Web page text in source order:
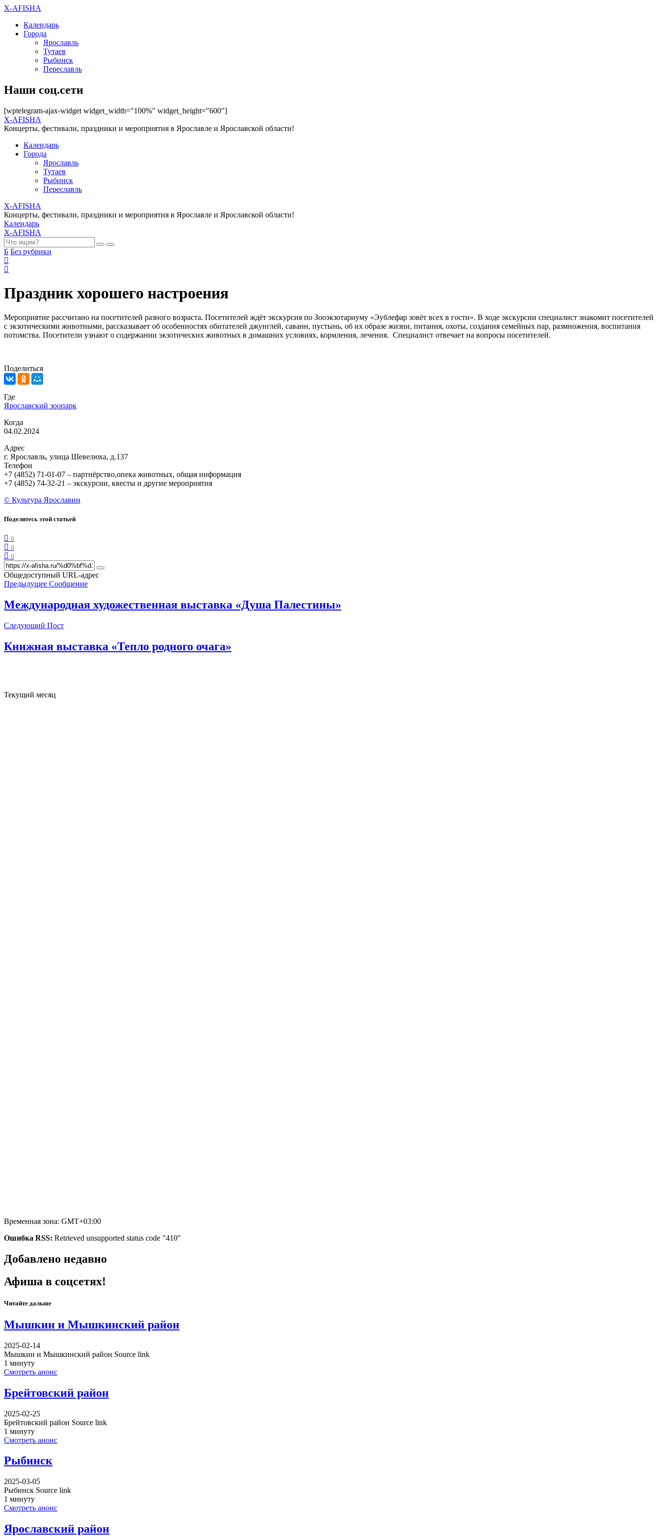
X-AFISHA
Календарь
Города
Ярославль
Тутаев
Рыбинск
Переславль
Наши соц.сети
[wptelegram-ajax-widget widget_width="100%" widget_height="600"]
X-AFISHA
Концерты, фестивали, праздники и мероприятия в Ярославле и Ярославской области!
Календарь
Города
Ярославль
Тутаев
Рыбинск
Переславль
X-AFISHA
Концерты, фестивали, праздники и мероприятия в Ярославле и Ярославской области!
Календарь
X-AFISHA
Б Без рубрики
Праздник хорошего настроения
Мероприятие рассчитано на посетителей разного возраста. Посетителей ждёт экскурсия по Зооэкзотариуму «Эублефар зовёт всех в гости». В ходе экскурсии специалист знакомит посетителей
с экзотическими животными, рассказывает об особенностях обитателей джунглей, саванн, пустынь, об их образе жизни, питания, охоты, создания семейных пар, размножения, воспитания
потомства. Посетители узнают о содержании экзотических животных в домашних условиях, кормления, лечения. Специалист отвечает на вопросы посетителей.
Поделиться
Где
Ярославский зоопарк
Когда
04.02.2024
Адрес
г. Ярославль, улица Шевелюха, д.137
Телефон
+7 (4852) 71-01-07 – партнёрство,опека животных, общая информация
+7 (4852) 74-32-21 – экскурсии, квесты и другие мероприятия
© Культура Ярославии
Поделитесь этой статьей
0
0
0
Общедоступный URL-адрес
Предыдущее Сообщение
Международная художественная выставка «Душа Палестины»
Следующий Пост
Книжная выставка «Тепло родного очага»
Текущий месяц
Временная зона: GMT+03:00
Ошибка RSS: Retrieved unsupported status code "410"
Добавлено недавно
Афиша в соцсетях!
Читайте дальше
Мышкин и Мышкинский район
2025-02-14
Мышкин и Мышкинский район Source link
1 минуту
Смотреть анонс
Брейтовский район
2025-02-25
Брейтовский район Source link
1 минуту
Смотреть анонс
Рыбинск
2025-03-05
Рыбинск Source link
1 минуту
Смотреть анонс
Ярославский район